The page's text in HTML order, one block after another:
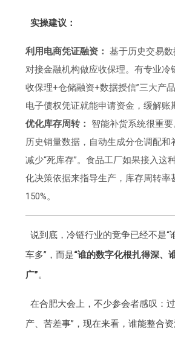
实操建议：
利用电商凭证融资： 基于历史交易数
对接金融机构做应收保理。有专业冷
收保理+仓储融资+数据授信”三大产
电子债权凭证就能申请资金，缓解账
优化库存周转：
智能补货系统很重
历史销量数据，自动生成分仓调配和
减少“死库存”。食品工厂如果接入这
化决策依据来指导生产，库存周转率
150%。
说到底，冷链行业的竞争已经不是“
车多”，而是“谁的数字化根扎得深、
广”。
在合肥大会上，不少参会者感叹：
产、苦差事”，现在来看，谁能整合